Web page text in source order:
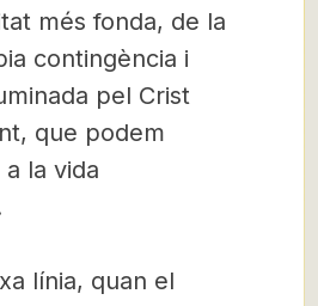
més fonda, de la
contingència i
pel Crist
que podem
la vida
línia, quan el